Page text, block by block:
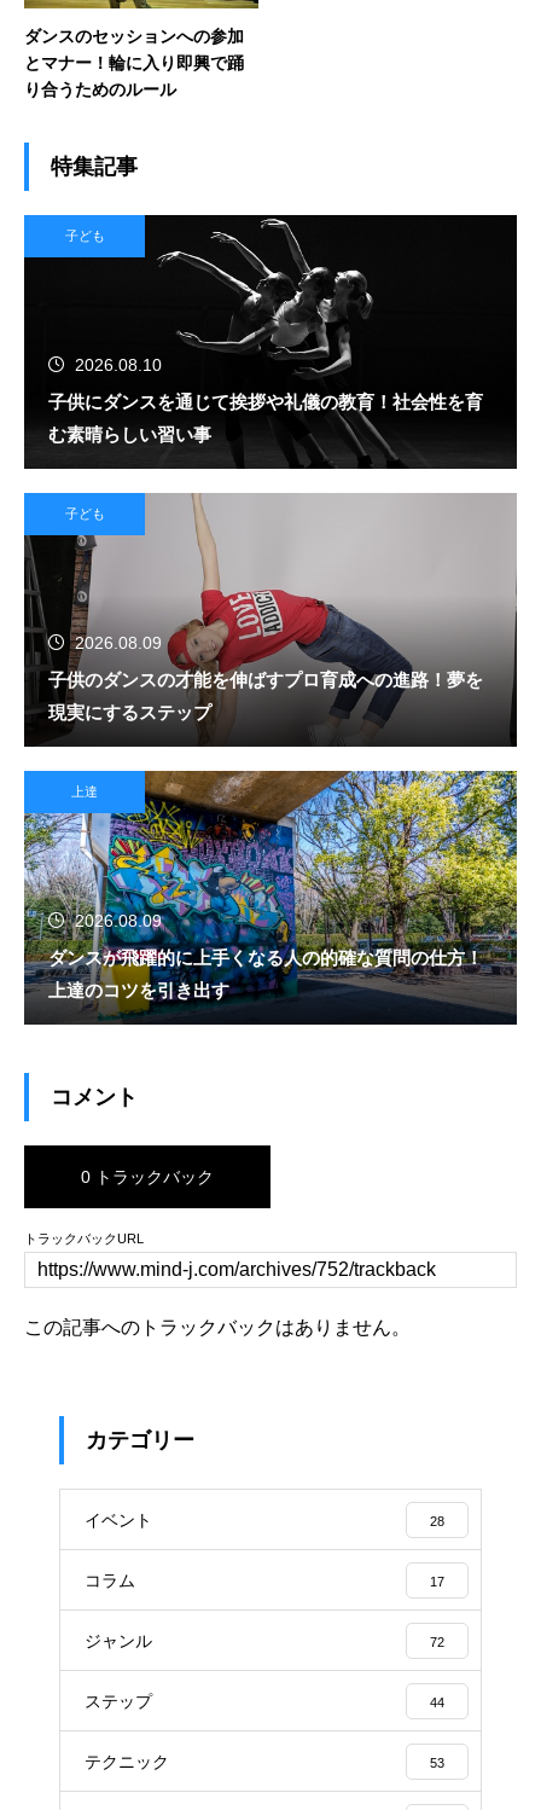
ダンスのセッションへの参加
とマナー！輪に入り即興で踊
り合うためのルール
特集記事
子ども
2026.08.10
子供にダンスを通じて挨拶や礼儀の教育！社会性を育
む素晴らしい習い事
子ども
2026.08.09
子供のダンスの才能を伸ばすプロ育成への進路！夢を
現実にするステップ
上達
2026.08.09
ダンスが飛躍的に上手くなる人の的確な質問の仕方！
上達のコツを引き出す
コメント
0 トラックバック
トラックバックURL
この記事へのトラックバックはありません。
カテゴリー
イベント 28
コラム 17
ジャンル 72
ステップ 44
テクニック 53